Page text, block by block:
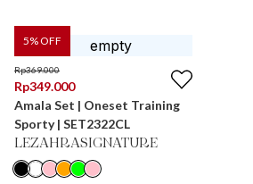
5% OFF
Rp369.000
Rp349.000
Amala Set | Oneset Training
Sporty | SET2322CL
LEZAHRASIGNATURE